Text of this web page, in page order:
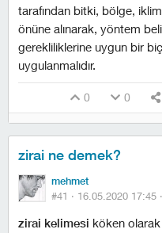
tarafından bitki, bölge,
önüne alınarak, yöntem
gerekliliklerine uygun bir
uygulanmalıdır.
0 0
zirai ne demek?
mehmet
#41 · 16.05.2020 17:45 ·
zirai kelimesi köken olarak